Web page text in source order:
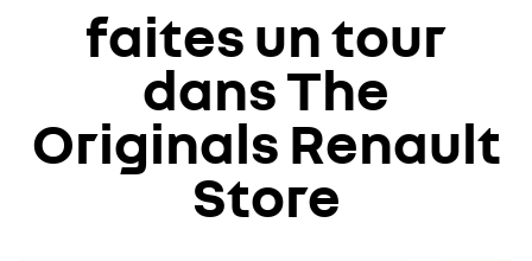
faites un tour
dans The
Originals Renault
Store